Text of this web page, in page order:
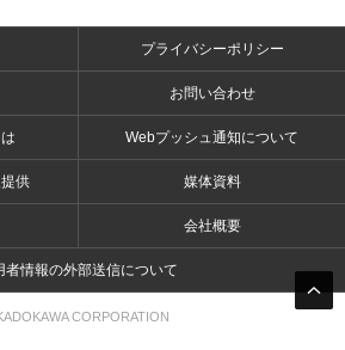
プライバシーポリシー
お問い合わせ
Webプッシュ通知について
供 媒体資料
会社概要
者情報の外部送信について
CORPORATION